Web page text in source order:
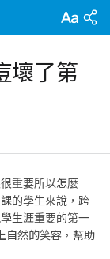
壞了第
重要所以怎麼
的學生來說，跨
生涯重要的第一
自然的笑容，幫助